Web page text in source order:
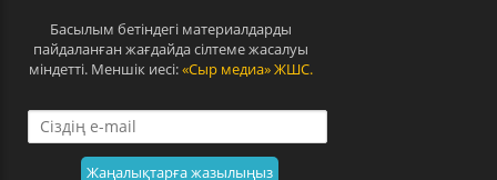
Басылым бетіндегі материалдарды
пайдаланған жағдайда сілтеме жасалуы
міндетті. Меншік иесі:«Сыр медиа» ЖШС.